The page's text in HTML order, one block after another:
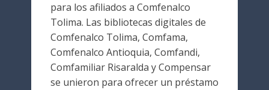
para los afiliados a Comfenalco
Tolima. Las bibliotecas digitales de
Comfenalco Tolima, Comfama,
Comfenalco Antioquia, Comfandi,
Comfamiliar Risaralda y Compensar
se unieron para ofrecer un préstamo